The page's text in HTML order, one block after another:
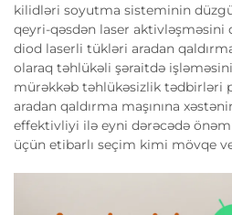
kilidləri soyutma sisteminin
qeyri-qəsdən laser aktivləşməsini
diod laserli tükləri aradan
olaraq təhlükəli şəraitdə
mürəkkəb təhlükəsizlik tədbirləri
aradan qaldırma maşınına
effektivliyi ilə eyni dərəcədə
üçün etibarlı seçim kimi mövqe